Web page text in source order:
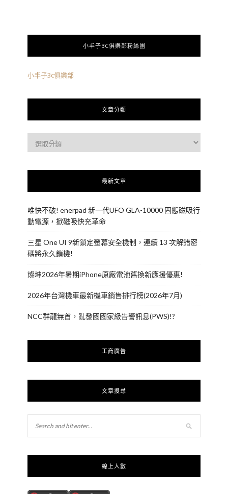
小丰子3C俱樂部粉絲團
小丰子3c俱樂部
文章分類
最新文章
唯快不破! enerpad 新一代UFO GLA-10000 固態磁吸行
動電源，掀磁吸快充革命
三星 One UI 9新鎖定螢幕安全機制，連續 13 次解錯密
碼將永久鎖機!
燦坤2026年暑期iPhone原廠電池舊換新應援優惠!
2026年台灣機車最新機車銷售排行榜(2026年7月)
NCC群龍無首，亂發國國家級告警訊息(PWS)!?
工商廣告
文章搜尋
線上人數